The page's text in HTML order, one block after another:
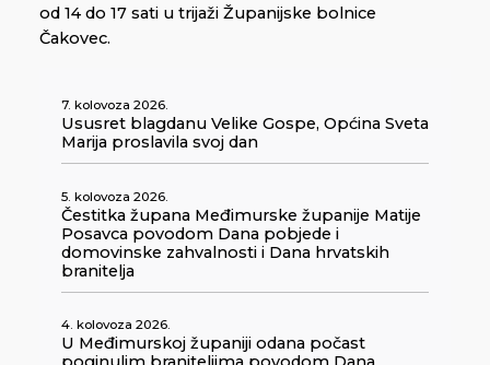
od 14 do 17 sati u trijaži Županijske bolnice
Čakovec.
7. kolovoza 2026.
Ususret blagdanu Velike Gospe, Općina Sveta
Marija proslavila svoj dan
5. kolovoza 2026.
Čestitka župana Međimurske županije Matije
Posavca povodom Dana pobjede i
domovinske zahvalnosti i Dana hrvatskih
branitelja
4. kolovoza 2026.
U Međimurskoj županiji odana počast